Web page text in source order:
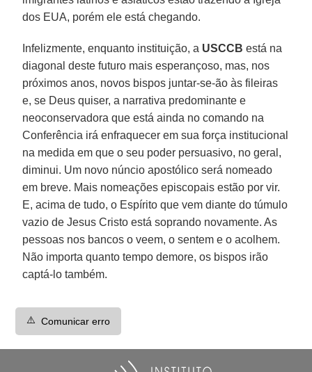
dos EUA, porém ele está chegando.
Infelizmente, enquanto instituição, a USCCB está na
diagonal deste futuro mais esperançoso, mas, nos
próximos anos, novos bispos juntar-se-ão às fileiras
e, se Deus quiser, a narrativa predominante e
neoconservadora que está ainda no comando na
Conferência irá enfraquecer em sua força institucional
na medida em que o seu poder persuasivo, no geral,
diminui. Um novo núncio apostólico será nomeado
em breve. Mais nomeações episcopais estão por vir.
E, acima de tudo, o Espírito que vem diante do túmulo
vazio de Jesus Cristo está soprando novamente. As
pessoas nos bancos o veem, o sentem e o acolhem.
Não importa quanto tempo demore, os bispos irão
captá-lo também.
⚠️ Comunicar erro